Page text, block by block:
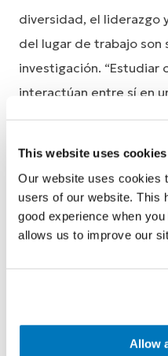
This website uses cookies
Our website uses cookies
users of our website. This
good experience when
allows us to improve our
Allow
diversidad, el liderazgo
del lugar de trabajo son
investigación. “Estudiar
interactúan entre sí en
heterogénea y cómo
ampliar su visión del